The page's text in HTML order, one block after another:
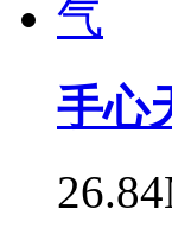
手心